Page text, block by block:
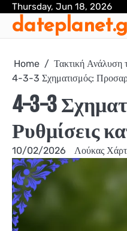
Skip
content
Thursday, Jun 18, 2026
Home
Τακτική Ανάλυση
4-3-3 Σχηματισμός:
4-3-3
Ρυθμίσεις
10/02/2026 Λούκας